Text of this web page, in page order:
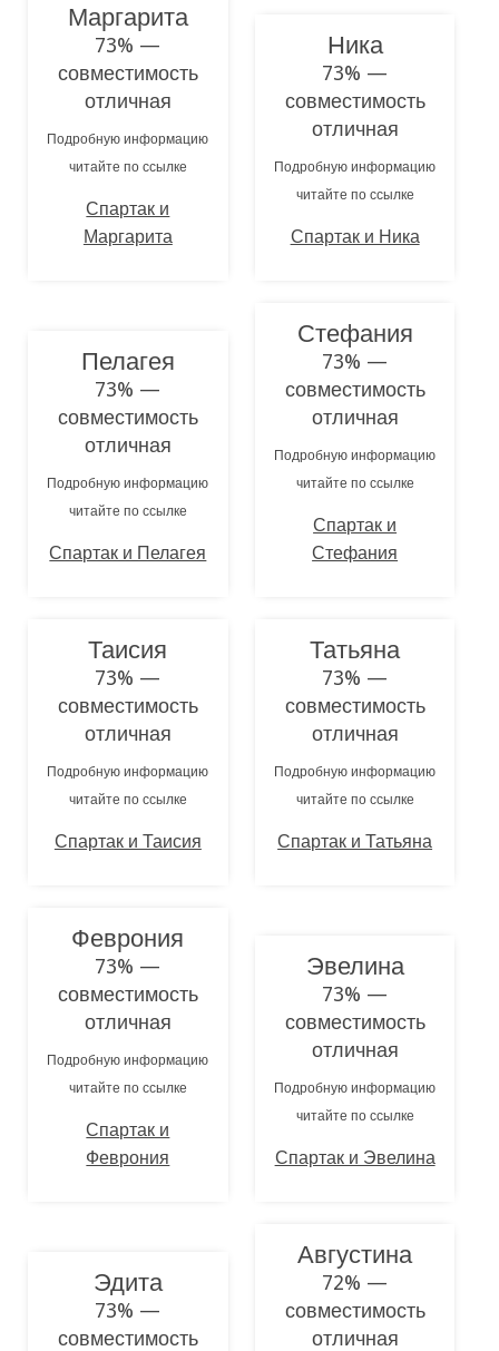
Маргарита
73% —
совместимость
отличная
Подробную информацию
читайте по ссылке
Спартак и
Маргарита
Ника
73% —
совместимость
отличная
Подробную информацию
читайте по ссылке
Спартак и Ника
Пелагея
73% —
совместимость
отличная
Подробную информацию
читайте по ссылке
Спартак и Пелагея
Стефания
73% —
совместимость
отличная
Подробную информацию
читайте по ссылке
Спартак и
Стефания
Таисия
73% —
совместимость
отличная
Подробную информацию
читайте по ссылке
Спартак и Таисия
Татьяна
73% —
совместимость
отличная
Подробную информацию
читайте по ссылке
Спартак и Татьяна
Феврония
73% —
совместимость
отличная
Подробную информацию
читайте по ссылке
Спартак и
Феврония
Эвелина
73% —
совместимость
отличная
Подробную информацию
читайте по ссылке
Спартак и Эвелина
Эдита
73% —
совместимость
Августина
72% —
совместимость
отличная